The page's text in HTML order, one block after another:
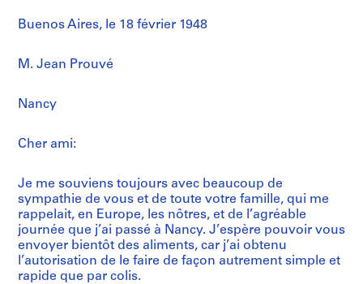
Buenos Aires, le 18 février 1948
M. Jean Prouvé
Nancy
Cher ami:
Je me souviens toujours avec beaucoup de
sympathie de vous et de toute votre famille, qui me
rappelait, en Europe, les nôtres, et de l’agréable
journée que j’ai passé à Nancy. J’espère pouvoir vous
envoyer bientôt des aliments, car j’ai obtenu
l’autorisation de le faire de façon autrement simple et
rapide que par colis.